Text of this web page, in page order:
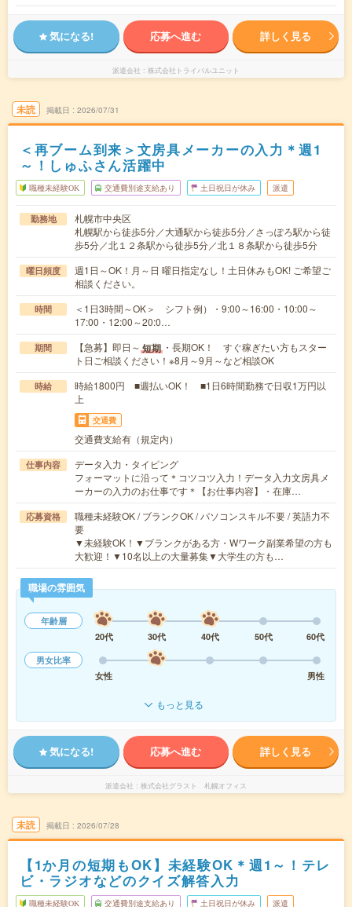
気になる! 応募へ進む 詳しく見る
派遣会社 株式会社トライバルユニット
未読 掲載日 2026/07/31
＜再ブーム到来＞文房具メーカーの入力＊週1
～！しゅふさん活躍中
職種未経験OK 交通費別途支給あり 土日祝日が休み 派遣
勤務地
札幌市中央区
札幌駅から徒歩5分／大通駅から徒歩5分／さっぽろ駅から徒
歩5分／北１２条駅から徒歩5分／北１８条駅から徒歩5分
曜日頻度
週1日～OK！月～日 曜日指定なし！土日休みもOK! ご希望ご
相談ください。
時間
＜1日3時間～OK＞ シフト例）・9:00～16:00・10:00～
17:00・12:00～20:0…
期間 【急募】即日～ 短期 ・長期OK！ すぐ稼ぎたい方もスター
ト日ご相談ください！※8月～9月～など相談OK
時給
時給1800円 ■週払いOK！ ■1日6時間勤務で日収1万円以
上
交通費
交通費支給有（規定内）
仕事内容
データ入力・タイピング
フォーマットに沿って＊コツコツ入力！データ入力文房具メ
ーカーの入力のお仕事です＊【お仕事内容】・在庫…
応募資格
職種未経験OK / ブランクOK / パソコンスキル不要 / 英語力不
要
▼未経験OK！▼ブランクがある方・Wワーク副業希望の方も
大歓迎！▼10名以上の大量募集▼大学生の方も…
職場の雰囲気
年齢層
20代
30代 40代 50代
60代
男女比率
女性
男性
もっと見る
気になる! 応募へ進む 詳しく見る
派遣会社 株式会社グラスト 札幌オフィス
未読 掲載日 2026/07/28
【1か月の短期もOK】未経験OK＊週1～！テレ
ビ・ラジオなどのクイズ解答入力
職種未経験OK 交通費別途支給あり 土日祝日が休み 派遣